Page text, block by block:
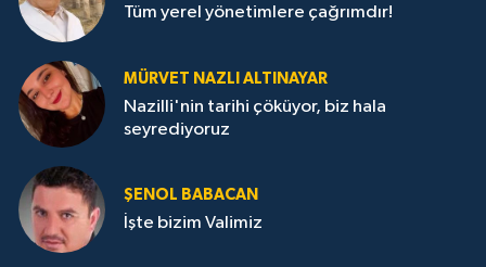
Tüm yerel yönetimlere çağrımdır!
MÜRVET NAZLI ALTINAYAR
Nazilli'nin tarihi çöküyor, biz hala
seyrediyoruz
ŞENOL BABACAN
İşte bizim Valimiz